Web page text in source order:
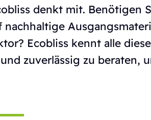
denkt mit. Benötigen
Ecobliss kennt alle
zuverlässig zu beraten,